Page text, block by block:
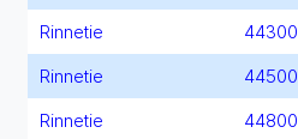
Rinnetie 44300
Rinnetie 44500
Rinnetie 44800